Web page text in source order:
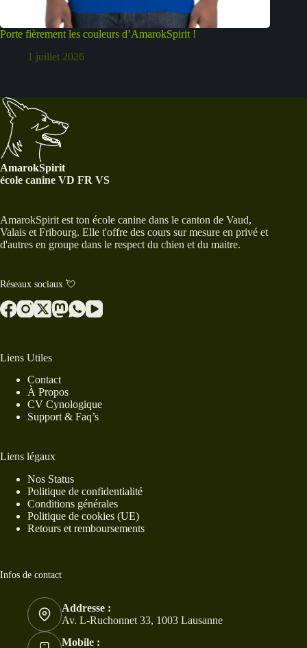
Porte fièrement les couleurs d’AmarokSpirit !
1 juillet 2026
AmarokSpirit
école canine VD FR VS
AmarokSpirit est ton école canine dans le canton de Vaud,
Valais et Fribourg. Elle t'offre des cours sur mesure en privé et
d'autres en groupe dans le respect du chien et du maitre.
Réseaux sociaux 💘
Liens Utiles
Contact
À Propos
CV Cynologique
Support & Faq’s
Liens légaux
Nos Status
Politique de confidentialité
Conditions générales
Politique de cookies (UE)
Retours et remboursements
Infos de contact
Addresse :
Av. L-Ruchonnet 33, 1003 Lausanne
Mobile :